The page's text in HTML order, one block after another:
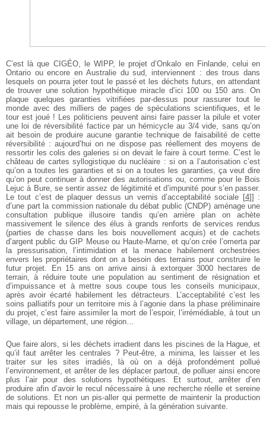
C’est là que CIGÉO, le WIPP, le projet d’Onkalo en Finlande, celui en
Ontario ou encore en Australie du sud, interviennent : des trous dans
lesquels on pourra jeter tout le passé et les déchets futurs, en attendant
de trouver une solution hypothétique miracle d’ici 100 ou 150 ans. On
plaque quelques garanties vitrifiées par-dessus pour rassurer tout le
monde avec des milliers de pages de spéculations scientifiques, et le
tour est joué ! Les politiciens peuvent ainsi faire passer la pilule et voter
une loi de réversibilité factice par un hémicycle au 3/4 vide, sans qu’on
ait besoin de produire aucune garantie technique de faisabilité de cette
réversibilité : aujourd’hui on ne dispose pas réellement des moyens de
ressortir les colis des galeries si on devait le faire à court terme. C’est le
château de cartes syllogistique du nucléaire : si on a l’autorisation c’est
qu’on a toutes les garanties et si on a toutes les garanties, ça veut dire
qu’on peut continuer à donner des autorisations ou, comme pour le Bois
Lejuc à Bure, se sentir assez de légitimité et d’impunité pour s’en passer.
Le tout c’est de plaquer dessus un vernis d’acceptabilité sociale [4]] :
d’une part la commission nationale du débat public (CNDP) aménage une
consultation publique illusoire tandis qu’en arrière plan on achète
massivement le silence des élus à grands renforts de services rendus
(parties de chasse dans les bois nouvellement acquis) et de cachets
d’argent public du GIP Meuse ou Haute-Marne, et qu’on crée l’omerta par
la pressurisation, l’intimidation et la menace habilement orchestrées
envers les propriétaires dont on a besoin des terrains pour construire le
futur projet. En 15 ans on arrive ainsi à extorquer 3000 hectares de
terrain, à réduire toute une population au sentiment de résignation et
d’impuissance et à mettre sous coupe tous les conseils municipaux,
après avoir écarté habilement les détracteurs. L’acceptabilité c’est les
soins palliatifs pour un territoire mis à l’agonie dans la phase préliminaire
du projet, c’est faire assimiler la mort de l’espoir, l’irrémédiable, à tout un
village, un département, une région…
Que faire alors, si les déchets irradient dans les piscines de la Hague, et
qu’il faut arrêter les centrales ? Peut-être, a minima, les laisser et les
traiter sur les sites irradiés, là où on a déjà profondément pollué
l’environnement, et arrêter de les déplacer partout, de polluer ainsi encore
plus l’air pour des solutions hypothétiques. Et surtout, arrêter d’en
produire afin d’avoir le recul nécessaire à une recherche réelle et sereine
de solutions. Et non un pis-aller qui permette de maintenir la production
mais qui repousse le problème, empiré, à la génération suivante.